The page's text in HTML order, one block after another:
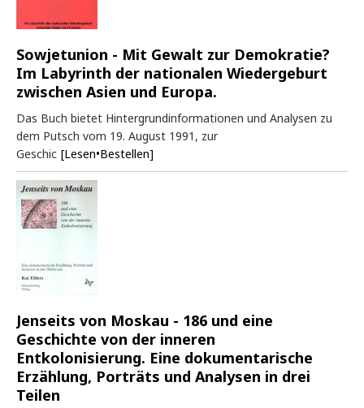
Sowjetunion - Mit Gewalt zur Demokratie?
Im Labyrinth der nationalen Wiedergeburt
zwischen Asien und Europa.
Das Buch bietet Hintergrundinformationen und Analysen zu
dem Putsch vom 19. August 1991, zur
Geschic [Lesen•Bestellen]
Jenseits von Moskau - 186 und eine
Geschichte von der inneren
Entkolonisierung. Eine dokumentarische
Erzählung, Porträts und Analysen in drei
Teilen